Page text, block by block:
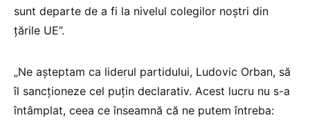
sunt departe de a fi la nivelul colegilor noștri din
țările UE”.
„Ne așteptam ca liderul partidului, Ludovic Orban, să
îl sancționeze cel puțin declarativ. Acest lucru nu s-a
întâmplat, ceea ce înseamnă că ne putem întreba: